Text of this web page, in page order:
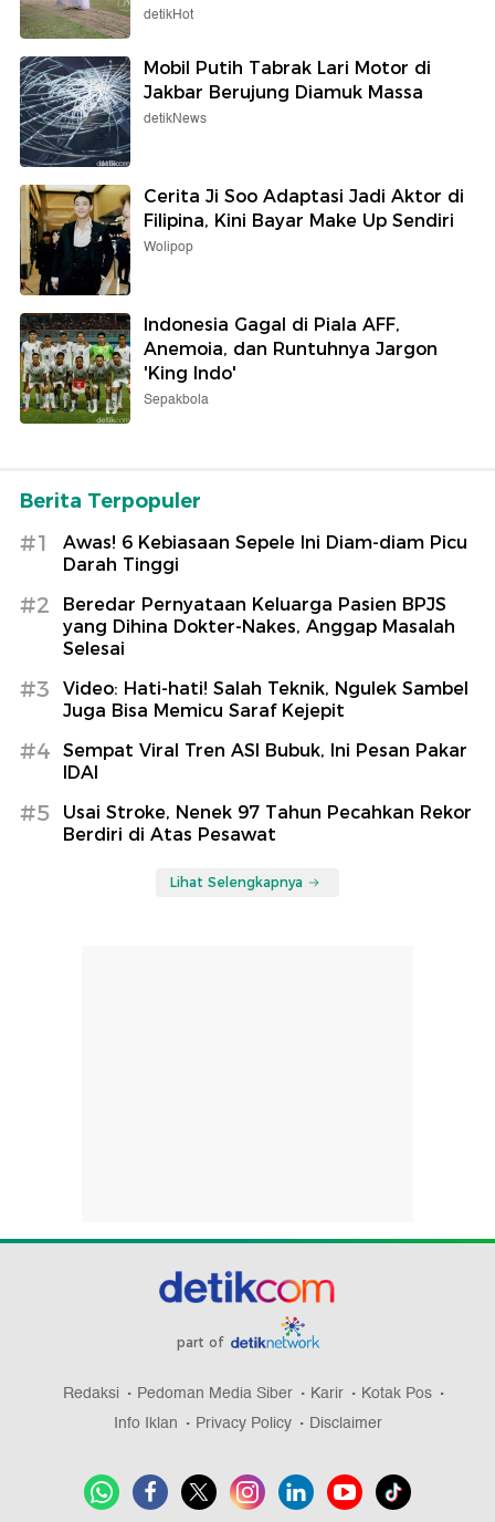
detikHot
Mobil Putih Tabrak Lari Motor di
Jakbar Berujung Diamuk Massa
detikNews
Cerita Ji Soo Adaptasi Jadi Aktor di
Filipina, Kini Bayar Make Up Sendiri
Wolipop
Indonesia Gagal di Piala AFF,
Anemoia, dan Runtuhnya Jargon
'King Indo'
Sepakbola
Berita Terpopuler
#1
Awas! 6 Kebiasaan Sepele Ini Diam-diam Picu
Darah Tinggi
#2
Beredar Pernyataan Keluarga Pasien BPJS
yang Dihina Dokter-Nakes, Anggap Masalah
Selesai
#3
Video: Hati-hati! Salah Teknik, Ngulek Sambel
Juga Bisa Memicu Saraf Kejepit
#4
Sempat Viral Tren ASI Bubuk, Ini Pesan Pakar
IDAI
#5
Usai Stroke, Nenek 97 Tahun Pecahkan Rekor
Berdiri di Atas Pesawat
Lihat Selengkapnya
part of
Redaksi Pedoman Media Siber Karir
Kotak Pos
Info Iklan
Privacy Policy Disclaimer